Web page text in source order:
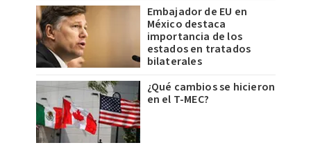
Embajador de EU en
México destaca
importancia de los
estados en tratados
bilaterales
¿Qué cambios se hicieron
en el T-MEC?